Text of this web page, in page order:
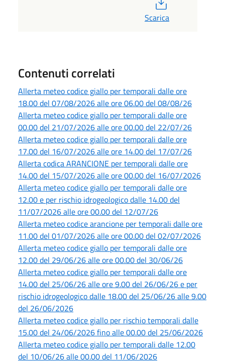
Scarica
Contenuti correlati
Allerta meteo codice giallo per temporali dalle ore
18.00 del 07/08/2026 alle ore 06.00 del 08/08/26
Allerta meteo codice giallo per temporali dalle ore
00.00 del 21/07/2026 alle ore 00.00 del 22/07/26
Allerta meteo codice giallo per temporali dalle ore
17.00 del 16/07/2026 alle ore 14.00 del 17/07/26
Allerta codica ARANCIONE per temporali dalle ore
14.00 del 15/07/2026 alle ore 00.00 del 16/07/2026
Allerta meteo codice giallo per temporali dalle ore
12.00 e per rischio idrogeologico dalle 14.00 del
11/07/2026 alle ore 00.00 del 12/07/26
Allerta meteo codice arancione per temporali dalle ore
11.00 del 01/07/2026 alle ore 00.00 del 02/07/2026
Allerta meteo codice giallo per temporali dalle ore
12.00 del 29/06/26 alle ore 00.00 del 30/06/26
Allerta meteo codice giallo per temporali dalle ore
14.00 del 25/06/26 alle ore 9.00 del 26/06/26 e per
rischio idrogeologico dalle 18.00 del 25/06/26 alle 9.00
del 26/06/2026
Allerta meteo codice giallo per rischio temporali dalle
15.00 del 24/06/2026 fino alle 00.00 del 25/06/2026
Allerta meteo codice giallo per temporali dalle 12.00
del 10/06/26 alle 00.00 del 11/06/2026